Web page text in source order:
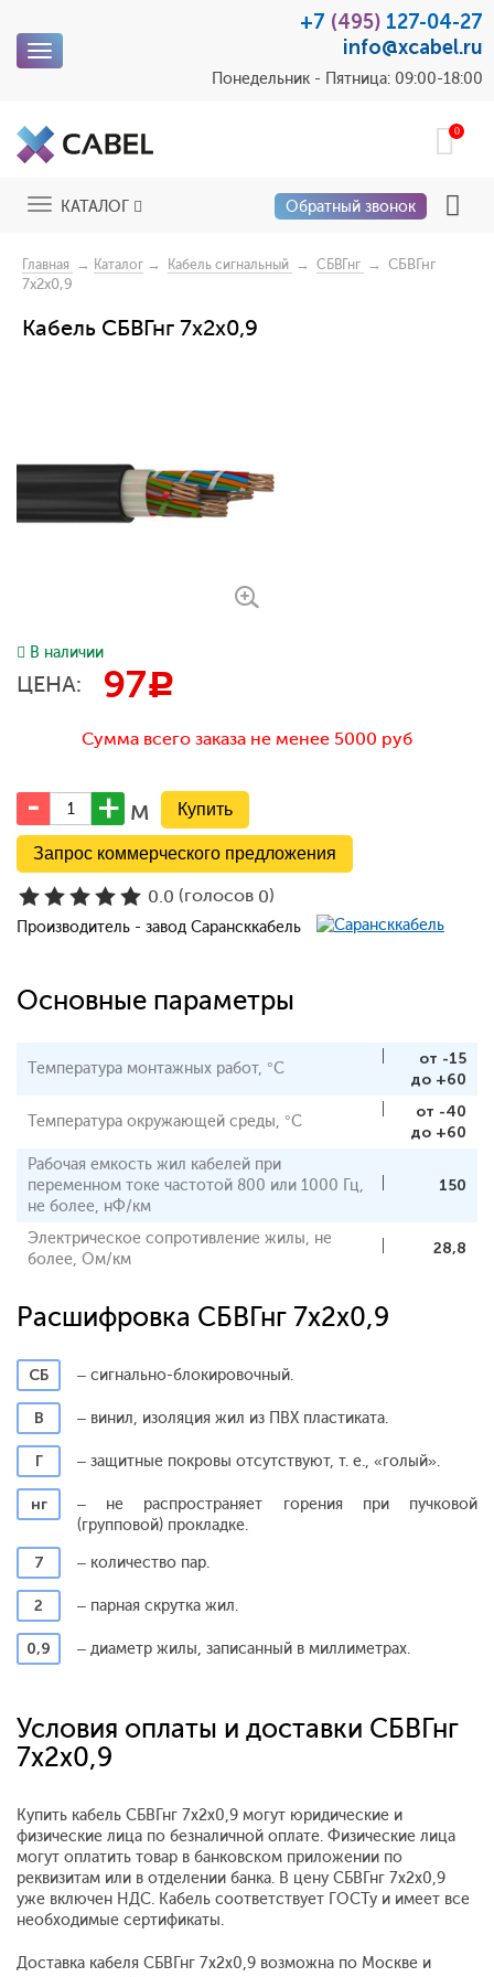
Toggle
+7 (495) 127-04-27
info@xcabel.ru
Понедельник - Пятница: 09:00-18:00
0
ToggleКАТАЛОГ Обратный звонок
Главная → Каталог → Кабель сигнальный → СБВГнг → СБВГнг
7x2x0,9
Кабель СБВГнг 7x2x0,9
В наличии
ЦЕНА: 97c
Сумма всего заказа не менее 5000 руб
м
Запрос коммерческого предложения
0.0 (голосов 0)
Производитель - завод Сарансккабель
Основные параметры
Температура монтажных работ, °С
от -15
до +60
Температура окружающей среды, °С
от -40
до +60
Рабочая емкость жил кабелей при
переменном токе частотой 800 или 1000 Гц,
не более, нФ/км
150
Электрическое сопротивление жилы, не
более, Ом/км
28,8
Расшифровка СБВГнг 7x2x0,9
СБ – сигнально-блокировочный.
В – винил, изоляция жил из ПВХ пластиката.
Г – защитные покровы отсутствуют, т. е., «голый».
нг
– не распространяет горения при пучковой
(групповой) прокладке.
7
– количество пар.
2 – парная скрутка жил.
0,9 – диаметр жилы, записанный в миллиметрах.
Условия оплаты и доставки СБВГнг
7x2x0,9
Купить кабель СБВГнг 7x2x0,9 могут юридические и
физические лица по безналичной оплате. Физические лица
могут оплатить товар в банковском приложении по
реквизитам или в отделении банка. В цену СБВГнг 7x2x0,9
уже включен НДС. Кабель соответствует ГОСТу и имеет все
необходимые сертификаты.
Доставка кабеля СБВГнг 7x2x0,9 возможна по Москве и